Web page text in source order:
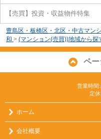
【売買】投資・収益物件特集
豊島区・板橋区・北区・中古マン
和 > (マンション(売買))地域から探
ペー
営業時間
定
ホーム
会社概要